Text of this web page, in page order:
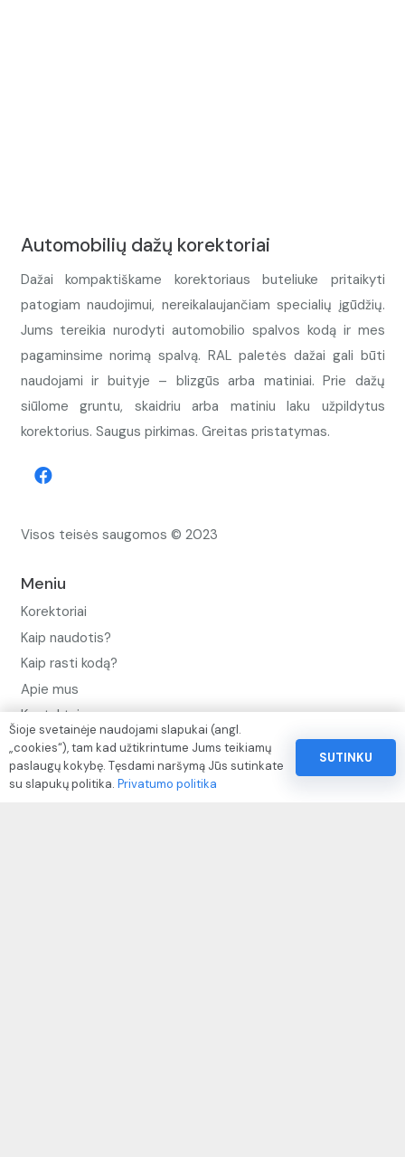
Automobilių dažų korektoriai
Dažai kompaktiškame korektoriaus buteliuke pritaikyti
patogiam naudojimui, nereikalaujančiam specialių įgūdžių.
Jums tereikia nurodyti automobilio spalvos kodą ir mes
pagaminsime norimą spalvą. RAL paletės dažai gali būti
naudojami ir buityje – blizgūs arba matiniai. Prie dažų
siūlome gruntu, skaidriu arba matiniu laku užpildytus
korektorius. Saugus pirkimas. Greitas pristatymas.
Visos teisės saugomos © 2023
Meniu
Korektoriai
Kaip naudotis?
Kaip rasti kodą?
Apie mus
Kontaktai
Privatumo politika
Pinigų ir prekių grąžinimo politika
Šioje svetainėje naudojami slapukai (angl.
„cookies“), tam kad užtikrintume Jums teikiamų
paslaugų kokybę. Tęsdami naršymą Jūs sutinkate
su slapukų politika. Privatumo politika
SUTINKU